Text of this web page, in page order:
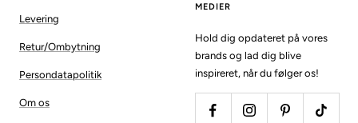
Levering
Retur/Ombytning
Persondatapolitik
Om os
MEDIER
Hold dig opdateret på vores
brands og lad dig blive
inspireret, når du følger os!